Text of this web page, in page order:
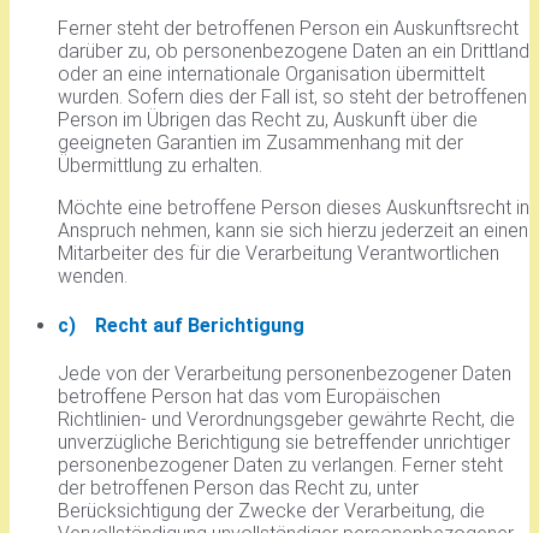
Ferner steht der betroffenen Person ein Auskunftsrecht
darüber zu, ob personenbezogene Daten an ein Drittland
oder an eine internationale Organisation übermittelt
wurden. Sofern dies der Fall ist, so steht der betroffenen
Person im Übrigen das Recht zu, Auskunft über die
geeigneten Garantien im Zusammenhang mit der
Übermittlung zu erhalten.
Möchte eine betroffene Person dieses Auskunftsrecht in
Anspruch nehmen, kann sie sich hierzu jederzeit an einen
Mitarbeiter des für die Verarbeitung Verantwortlichen
wenden.
c) Recht auf Berichtigung
Jede von der Verarbeitung personenbezogener Daten
betroffene Person hat das vom Europäischen
Richtlinien- und Verordnungsgeber gewährte Recht, die
unverzügliche Berichtigung sie betreffender unrichtiger
personenbezogener Daten zu verlangen. Ferner steht
der betroffenen Person das Recht zu, unter
Berücksichtigung der Zwecke der Verarbeitung, die